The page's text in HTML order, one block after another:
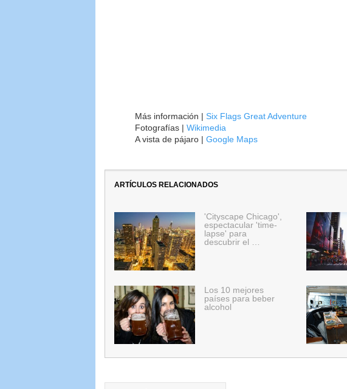
Más información | Six Flags Great Adventure
Fotografías | Wikimedia
A vista de pájaro | Google Maps
ARTÍCULOS RELACIONADOS
'Cityscape Chicago',
espectacular 'time-
lapse' para
descubrir el …
Los 10 mejores
países para beber
alcohol